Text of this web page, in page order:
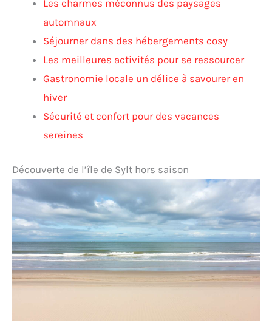
Les charmes méconnus des paysages
automnaux
Séjourner dans des hébergements cosy
Les meilleures activités pour se ressourcer
Gastronomie locale un délice à savourer en
hiver
Sécurité et confort pour des vacances
sereines
Découverte de l’île de Sylt hors saison